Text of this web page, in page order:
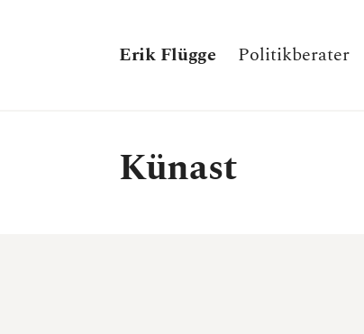
Erik Flügge Politikberater
Künast